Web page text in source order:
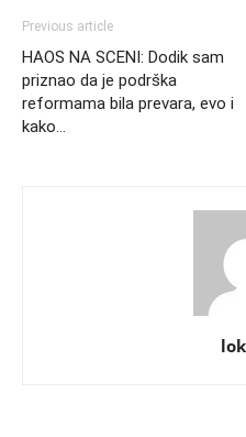
Previous article
HAOS NA SCENI: Dodik sam
priznao da je podrška
reformama bila prevara, evo i
kako…